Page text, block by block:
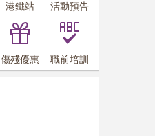
港鐵站 活動預告
傷殘優惠 職前培訓